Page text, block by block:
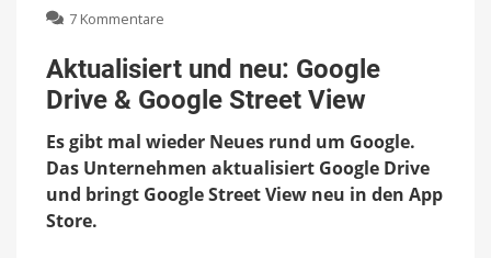
7 Kommentare
und
neu:
Google
&
Google
Street
View
Aktualisiert und neu: Google
Drive & Google Street View
Es gibt mal wieder Neues rund um Google.
Das Unternehmen aktualisiert Google Drive
und bringt Google Street View neu in den App
Store.